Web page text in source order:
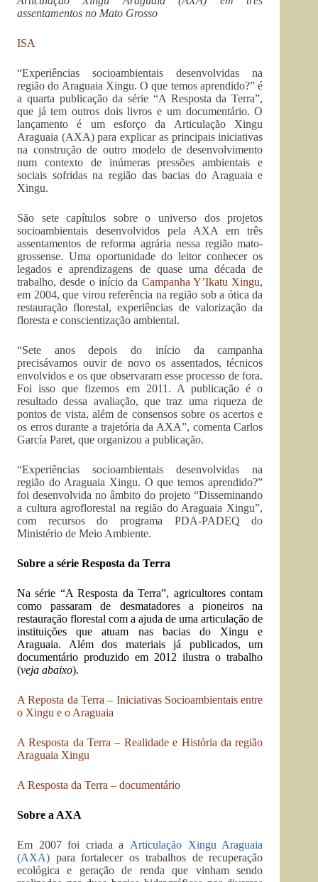
assentamentos no Mato Grosso
ISA
“Experiências socioambientais desenvolvidas na
região do Araguaia Xingu. O que temos aprendido?” é
a quarta publicação da série “A Resposta da Terra”,
que já tem outros dois livros e um documentário. O
lançamento é um esforço da Articulação Xingu
Araguaia (AXA) para explicar as principais iniciativas
na construção de outro modelo de desenvolvimento
num contexto de inúmeras pressões ambientais e
sociais sofridas na região das bacias do Araguaia e
Xingu.
São sete capítulos sobre o universo dos projetos
socioambientais desenvolvidos pela AXA em três
assentamentos de reforma agrária nessa região mato-
grossense. Uma oportunidade do leitor conhecer os
legados e aprendizagens de quase uma década de
trabalho, desde o início da Campanha Y’Ikatu Xingu,
em 2004, que virou referência na região sob a ótica da
restauração florestal, experiências de valorização da
floresta e conscientização ambiental.
“Sete anos depois do início da campanha
precisávamos ouvir de novo os assentados, técnicos
envolvidos e os que observaram esse processo de fora.
Foi isso que fizemos em 2011. A publicação é o
resultado dessa avaliação, que traz uma riqueza de
pontos de vista, além de consensos sobre os acertos e
os erros durante a trajetória da AXA”, comenta Carlos
García Paret, que organizou a publicação.
“Experiências socioambientais desenvolvidas na
região do Araguaia Xingu. O que temos aprendido?”
foi desenvolvida no âmbito do projeto “Disseminando
a cultura agroflorestal na região do Araguaia Xingu”,
com recursos do programa PDA-PADEQ do
Ministério de Meio Ambiente.
Sobre a série Resposta da Terra
Na série “A Resposta da Terra”, agricultores contam
como passaram de desmatadores a pioneiros na
restauração florestal com a ajuda de uma articulação de
instituições que atuam nas bacias do Xingu e
Araguaia. Além dos materiais já publicados, um
documentário produzido em 2012 ilustra o trabalho
(veja abaixo).
A Reposta da Terra – Iniciativas Socioambientais entre
o Xingu e o Araguaia
A Resposta da Terra – Realidade e História da região
Araguaia Xingu
A Resposta da Terra – documentário
Sobre a AXA
Em 2007 foi criada a Articulação Xingu Araguaia
(AXA) para fortalecer os trabalhos de recuperação
ecológica e geração de renda que vinham sendo